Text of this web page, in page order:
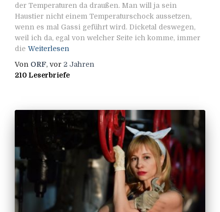
der Temperaturen da draußen. Man will ja sein
Haustier nicht einem Temperaturschock aussetzen,
wenn es mal Gassi geführt wird. Dicketal deswegen,
weil ich da, egal von welcher Seite ich komme, immer
die Weiterlesen
Von ORF, vor 2 Jahren
210 Leserbriefe